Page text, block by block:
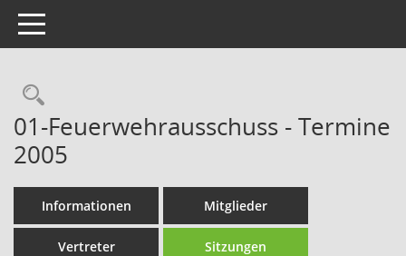
Toggle navigation
Rechercheauswahl
01-Feuerwehrausschuss - Termine
2005
Informationen Mitglieder
Vertreter Sitzungen